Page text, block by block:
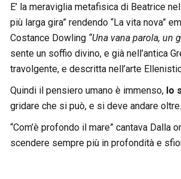
E’ la meraviglia metafisica di Beatrice
più larga gira” rendendo “La vita nova”
Costance Dowling “Una vana parola, un
sente un soffio divino, e già nell’antica
travolgente, e descritta nell’arte
Quindi il pensiero umano è immenso, lo
gridare che si può, e si deve andare oltre.
“Com’è profondo il mare” cantava
scendere sempre più in profondità e